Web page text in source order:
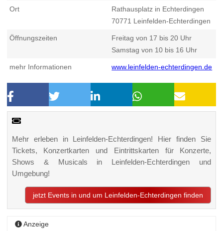
Ort
Rathausplatz in Echterdingen
70771 Leinfelden-Echterdingen
Öffnungszeiten
Freitag von 17 bis 20 Uhr
Samstag von 10 bis 16 Uhr
mehr Informationen www.leinfelden-echterdingen.de
Mehr erleben in Leinfelden-Echterdingen! Hier finden Sie
Tickets, Konzertkarten und Eintrittskarten für Konzerte,
Shows & Musicals in Leinfelden-Echterdingen und
Umgebung!
jetzt Events in und um Leinfelden-Echterdingen finden
Anzeige